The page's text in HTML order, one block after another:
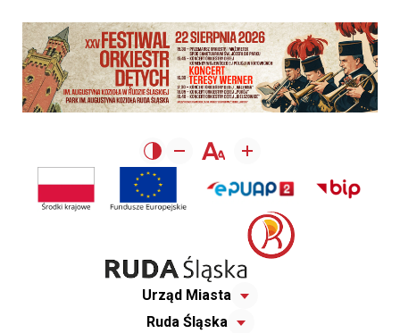
Urząd Miasta
Ruda Śląska